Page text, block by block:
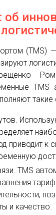
(TMS)
TMS
такие
приводит к
TMS
и качество.